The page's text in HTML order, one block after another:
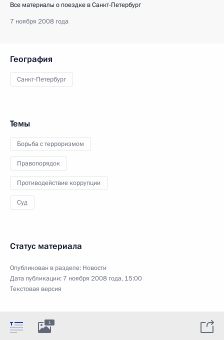
Все материалы о поездке в Санкт-Петербург
7 ноября 2008 года
География
Санкт-Петербург
Темы
Борьба с терроризмом
Правопорядок
Противодействие коррупции
Суд
Статус материала
Опубликован в разделе: Новости
Дата публикации: 7 ноября 2008 года, 15:00
Текстовая версия
1